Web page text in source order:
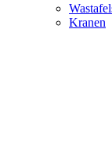
Kranen